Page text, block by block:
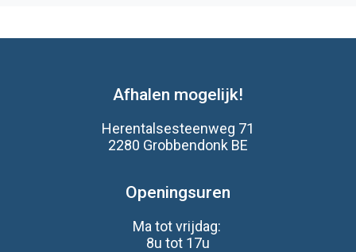
Afhalen mogelijk!
Herentalsesteenweg 71
2280 Grobbendonk BE
Openingsuren
Ma tot vrijdag:
8u tot 17u